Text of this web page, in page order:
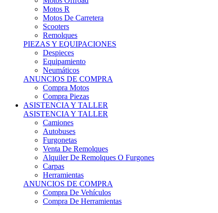
Motos R
Motos De Carretera
Scooters
Remolques
PIEZAS Y EQUIPACIONES
Despieces
Equipamiento
Neumáticos
ANUNCIOS DE COMPRA
Compra Motos
Compra Piezas
ASISTENCIA Y TALLER
ASISTENCIA Y TALLER
Camiones
Autobuses
Furgonetas
Venta De Remolques
Alquiler De Remolques O Furgones
Carpas
Herramientas
ANUNCIOS DE COMPRA
Compra De Vehículos
Compra De Herramientas